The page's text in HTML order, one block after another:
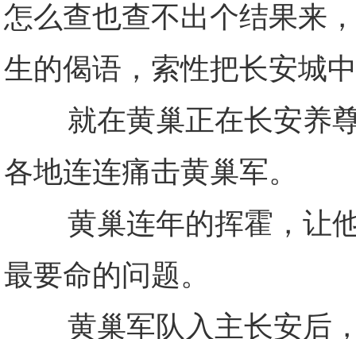
怎么查也查不出个结果来
生的偈语，索性把长安城
就在黄巢正在长安养尊
各地连连痛击黄巢军。
黄巢连年的挥霍，让他
最要命的问题。
黄巢军队入主长安后，